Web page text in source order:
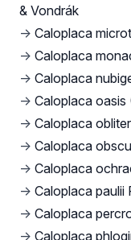
& Vondrák
→ Caloplaca
→ Caloplaca
→ Caloplaca
→ Caloplaca
→ Caloplaca
→ Caloplaca
→ Caloplaca
→ Caloplaca paulii
→ Caloplaca
→ Caloplaca